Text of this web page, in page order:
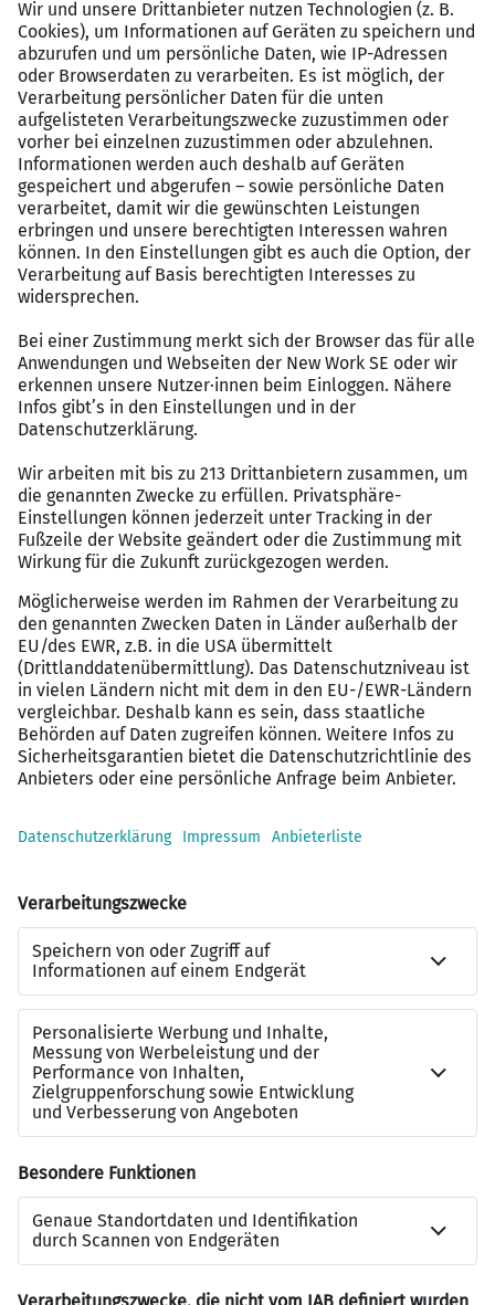
Wachstum und Zusammenhalt.
Mit einem Augenzwinkern und einer
Prise Selbstironie führt Lobrecht
“Beton Berlin”. Er zeigt, dass auch
unbequeme Typen den Ton angeben
und Erfolg haben können. Sein
unkonventioneller Stil wirft Fragen auf,
macht aber Bock auf mehr. Denn echte
Leader punkten nicht nur mit Siegen,
sondern auch mit Charakterstärke.
Am kommenden Montag um 18.15 Uhr
geht’s dann auch schon wieder
weiter. Im Stream auf Twitchwerden
die Fans von „Beton Berlin“ dann sehen
können, ob es im zweiten Anlauf mit
dem ersten Sieg klappen wird.
Dein aktueller Job
kickt nicht so
richtig?
Dann mach Dir einen XING Account! Du
bekommst kostenlosen Zugriff auf echten
Profi-Content, nützliche Karriere-Tools
und knüpfst Connections zu den
angesagten Arbeitgebern Deiner Region.
Gleich mal anmelden